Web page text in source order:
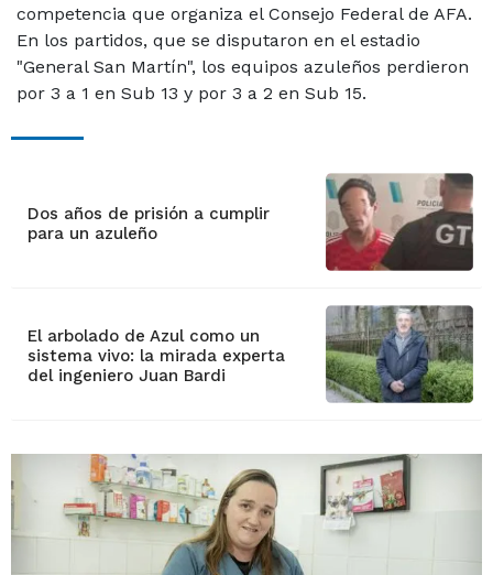
competencia que organiza el Consejo Federal de AFA.
En los partidos, que se disputaron en el estadio
"General San Martín", los equipos azuleños perdieron
por 3 a 1 en Sub 13 y por 3 a 2 en Sub 15.
Dos años de prisión a cumplir
para un azuleño
El arbolado de Azul como un
sistema vivo: la mirada experta
del ingeniero Juan Bardi